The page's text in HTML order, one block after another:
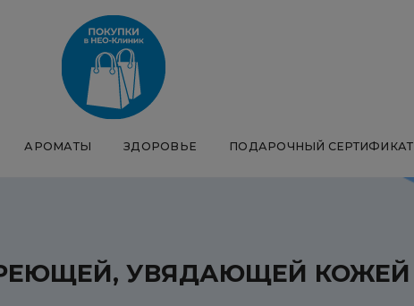
АРОМАТЫ ЗДОРОВЬЕ ПОДАРОЧНЫЙ СЕРТИФИКАТ
УВЯДАЮЩЕЙ КОЖЕЙ